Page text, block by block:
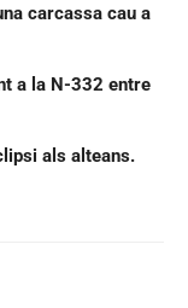
carcassa cau a
a la N-332 entre
als alteans.